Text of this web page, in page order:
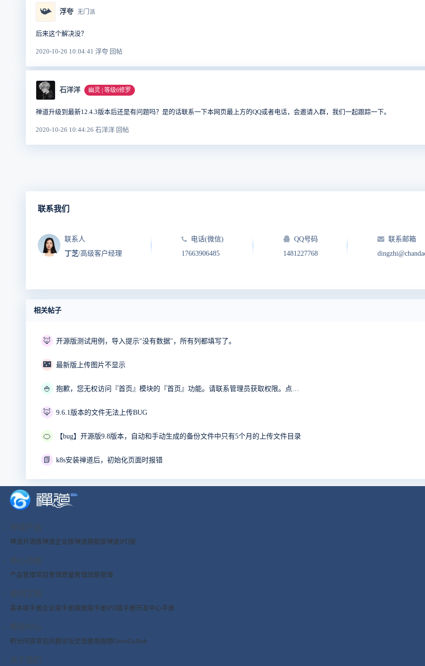
📯 浮夸 无门派
后来这个解决没？
2020-10-26 10:04:41 浮夸 回帖
石洋洋 幽灵 | 等级6修罗
禅道升级到最新12.4.3版本后还是有问题吗？是的话联系一下本网页最上方的QQ或者电话，会邀请入群，我们一起跟踪一下。
2020-10-26 10:44:26 石洋洋 回帖
联系我们
联系人
丁芝/高级客户经理
电话(微信)
17663906485
QQ号码
1481227768
联系邮箱
相关帖子
🦊 开源版测试用例，导入提示"没有数据"，所有列都填写了。
🌃 最新版上传图片不显示
🍚 抱歉，您无权访问『首页』模块的『首页』功能。请联系管理员获取权限。点击后退返回上页。
🦊 9.6.1版本的文件无法上传BUG
🍊 【bug】开源版9.8版本，自动和手动生成的备份文件中只有5个月的上传文件目录
📗 k8s安装禅道后，初始化页面时报错
禅道产品
禅道开源版禅道企业版禅道旗舰版禅道IPD版
核心功能
产品管理项目管理质量管理效能管理
使用文档
基本版手册企业版手册旗舰版手册IPD版手册开发中心手册
帮助中心
积分问答常见问题论坛交流使用视频GiteeGitHub
关于我们